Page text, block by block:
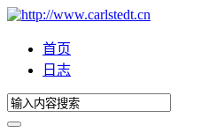
首页
日志